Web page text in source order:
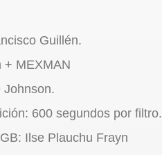
Guillén.
+ MEXMAN
Johnson.
600 segundos por filtro.
Ilse Plauchu Frayn